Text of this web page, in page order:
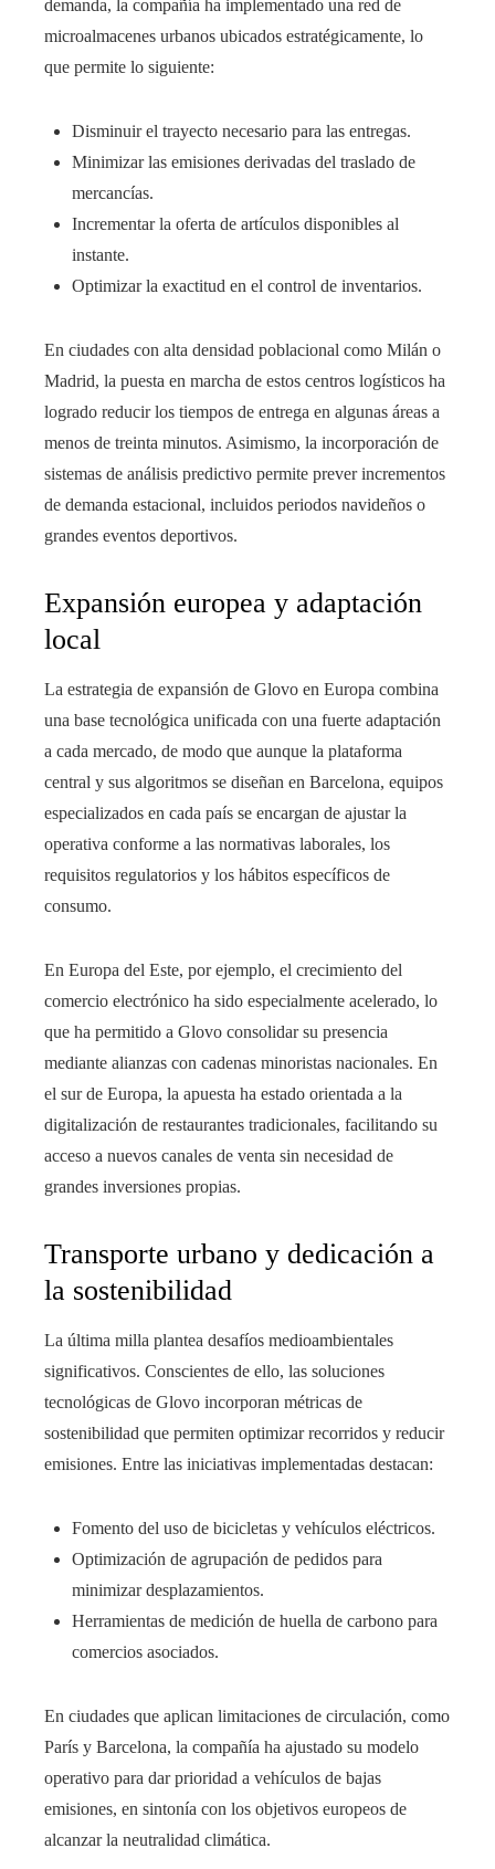
demanda, la compañía ha implementado una red de
microalmacenes urbanos ubicados estratégicamente, lo
que permite lo siguiente:
Disminuir el trayecto necesario para las entregas.
Minimizar las emisiones derivadas del traslado de
mercancías.
Incrementar la oferta de artículos disponibles al
instante.
Optimizar la exactitud en el control de inventarios.
En ciudades con alta densidad poblacional como Milán o
Madrid, la puesta en marcha de estos centros logísticos ha
logrado reducir los tiempos de entrega en algunas áreas a
menos de treinta minutos. Asimismo, la incorporación de
sistemas de análisis predictivo permite prever incrementos
de demanda estacional, incluidos periodos navideños o
grandes eventos deportivos.
Expansión europea y adaptación
local
La estrategia de expansión de Glovo en Europa combina
una base tecnológica unificada con una fuerte adaptación
a cada mercado, de modo que aunque la plataforma
central y sus algoritmos se diseñan en Barcelona, equipos
especializados en cada país se encargan de ajustar la
operativa conforme a las normativas laborales, los
requisitos regulatorios y los hábitos específicos de
consumo.
En Europa del Este, por ejemplo, el crecimiento del
comercio electrónico ha sido especialmente acelerado, lo
que ha permitido a Glovo consolidar su presencia
mediante alianzas con cadenas minoristas nacionales. En
el sur de Europa, la apuesta ha estado orientada a la
digitalización de restaurantes tradicionales, facilitando su
acceso a nuevos canales de venta sin necesidad de
grandes inversiones propias.
Transporte urbano y dedicación a
la sostenibilidad
La última milla plantea desafíos medioambientales
significativos. Conscientes de ello, las soluciones
tecnológicas de Glovo incorporan métricas de
sostenibilidad que permiten optimizar recorridos y reducir
emisiones. Entre las iniciativas implementadas destacan:
Fomento del uso de bicicletas y vehículos eléctricos.
Optimización de agrupación de pedidos para
minimizar desplazamientos.
Herramientas de medición de huella de carbono para
comercios asociados.
En ciudades que aplican limitaciones de circulación, como
París y Barcelona, la compañía ha ajustado su modelo
operativo para dar prioridad a vehículos de bajas
emisiones, en sintonía con los objetivos europeos de
alcanzar la neutralidad climática.